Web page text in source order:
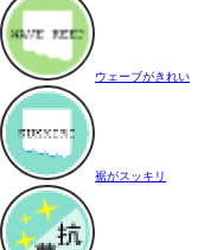
ウェーブがきれい
裾がスッキリ